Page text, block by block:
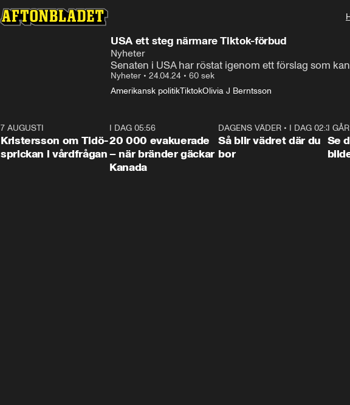
USA ett steg närmare Tiktok-förbud
Nyheter
Senaten i USA har röstat igenom ett förslag som
Nyheter • 24.04.24 • 60 sek
Amerikansk politikTiktokOlivia J Berntsson
7 AUGUSTI
Kristersson om Tidö-
sprickan i vårdfrågan
I DAG 05:56
20 000 evakuerade
– när bränder gäckar
Kanada
1:06
DAGENS VÄDER • I DAG 02:30
Så blir vädret där du
bor
I GÅR
Se